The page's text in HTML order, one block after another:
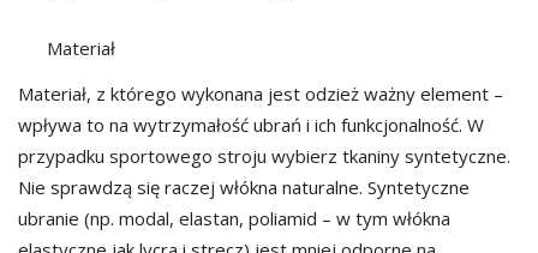
Materiał
Materiał, z którego wykonana jest odzież ważny element –
wpływa to na wytrzymałość ubrań i ich funkcjonalność. W
przypadku sportowego stroju wybierz tkaniny syntetyczne.
Nie sprawdzą się raczej włókna naturalne. Syntetyczne
ubranie (np. modal, elastan, poliamid – w tym włókna